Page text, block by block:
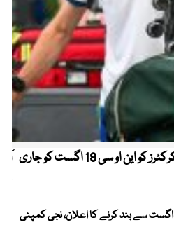
کیریبین پریمیئر لیگ ، قومی کرکٹرز کو این او سی 19 اگست کو جاری
میٹرو بس سروس 11 اگست سے بند کرنے کا اعلان، نجی کمپنی